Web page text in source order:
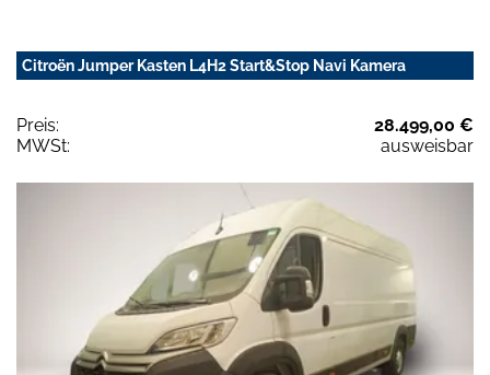
Citroën Jumper Kasten L4H2 Start&Stop Navi Kamera
Preis:
28.499,00 €
MWSt:
ausweisbar